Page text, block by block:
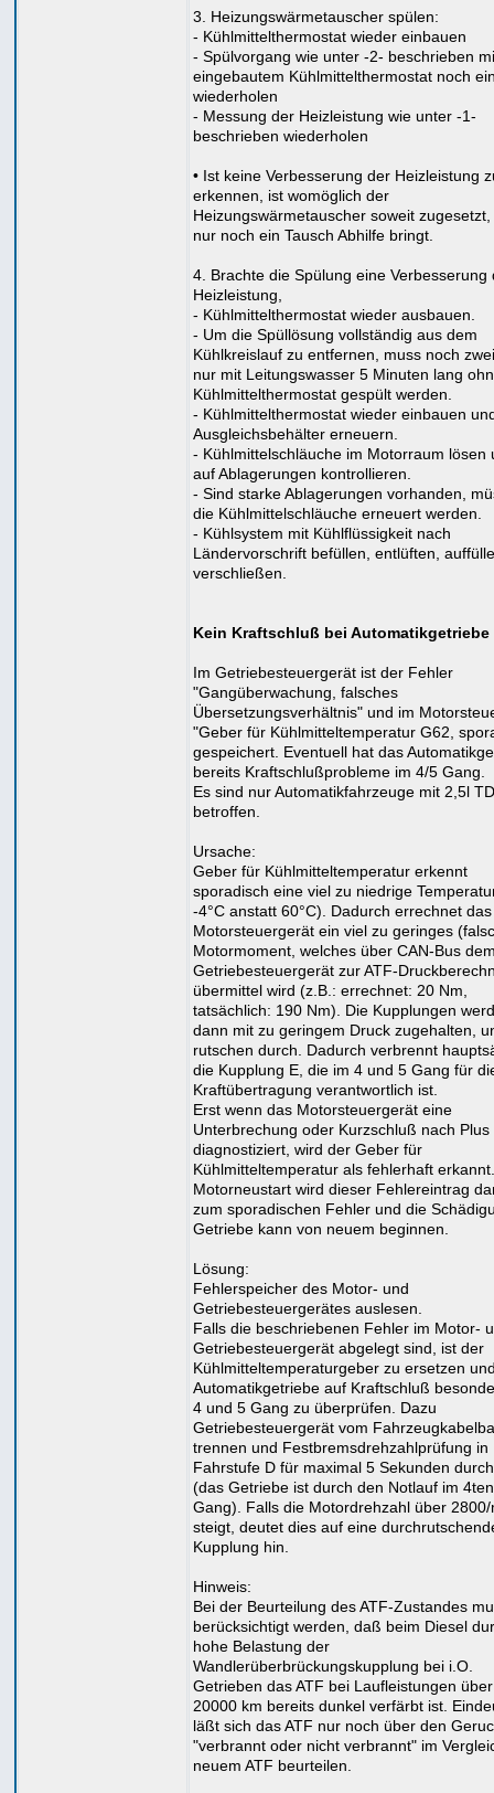
3. Heizungswärmetauscher spülen:
- Kühlmittelthermostat wieder einbauen
- Spülvorgang wie unter -2- beschrieben
eingebautem Kühlmittelthermostat noch
wiederholen
- Messung der Heizleistung wie unter -1-
beschrieben wiederholen
• Ist keine Verbesserung der Heizleistung
erkennen, ist womöglich der
Heizungswärmetauscher soweit
nur noch ein Tausch Abhilfe bringt.
4. Brachte die Spülung eine Verbesserung
Heizleistung,
- Kühlmittelthermostat wieder ausbauen.
- Um die Spüllösung vollständig aus dem
Kühlkreislauf zu entfernen, muss noch
nur mit Leitungswasser 5 Minuten lang
Kühlmittelthermostat gespült werden.
- Kühlmittelthermostat wieder einbauen
Ausgleichsbehälter erneuern.
- Kühlmittelschläuche im Motorraum lösen
auf Ablagerungen kontrollieren.
- Sind starke Ablagerungen vorhanden,
die Kühlmittelschläuche erneuert werden.
- Kühlsystem mit Kühlflüssigkeit nach
Ländervorschrift befüllen, entlüften,
verschließen.
Kein Kraftschluß bei Automatikgetriebe
Im Getriebesteuergerät ist der Fehler
"Gangüberwachung, falsches
Übersetzungsverhältnis" und im
"Geber für Kühlmitteltemperatur G62,
gespeichert. Eventuell hat das
bereits Kraftschlußprobleme im 4/5 Gang.
Es sind nur Automatikfahrzeuge mit 2,5l
betroffen.
Ursache:
Geber für Kühlmitteltemperatur erkennt
sporadisch eine viel zu niedrige
-4°C anstatt 60°C). Dadurch errechnet das
Motorsteuergerät ein viel zu geringes
Motormoment, welches über CAN-Bus
Getriebesteuergerät zur ATF-
übermittel wird (z.B.: errechnet: 20 Nm,
tatsächlich: 190 Nm). Die Kupplungen
dann mit zu geringem Druck zugehalten,
rutschen durch. Dadurch verbrennt
die Kupplung E, die im 4 und 5 Gang für
Kraftübertragung verantwortlich ist.
Erst wenn das Motorsteuergerät eine
Unterbrechung oder Kurzschluß nach Plus
diagnostiziert, wird der Geber für
Kühlmitteltemperatur als fehlerhaft
Motorneustart wird dieser Fehlereintrag
zum sporadischen Fehler und die
Getriebe kann von neuem beginnen.
Lösung:
Fehlerspeicher des Motor- und
Getriebesteuergerätes auslesen.
Falls die beschriebenen Fehler im Motor-
Getriebesteuergerät abgelegt sind, ist der
Kühlmitteltemperaturgeber zu ersetzen
Automatikgetriebe auf Kraftschluß
4 und 5 Gang zu überprüfen. Dazu
Getriebesteuergerät vom
trennen und Festbremsdrehzahlprüfung in
Fahrstufe D für maximal 5 Sekunden
(das Getriebe ist durch den Notlauf im 4ten
Gang). Falls die Motordrehzahl über 2800/
steigt, deutet dies auf eine
Kupplung hin.
Hinweis:
Bei der Beurteilung des ATF-Zustandes
berücksichtigt werden, daß beim Diesel
hohe Belastung der
Wandlerüberbrückungskupplung bei i.O.
Getrieben das ATF bei Laufleistungen über
20000 km bereits dunkel verfärbt ist.
läßt sich das ATF nur noch über den
"verbrannt oder nicht verbrannt" im
neuem ATF beurteilen.